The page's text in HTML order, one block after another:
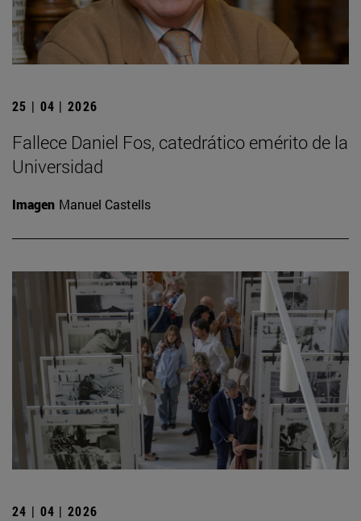
25 | 04 | 2026
Fallece Daniel Fos, catedrático emérito de la
Universidad
Imagen Manuel Castells
24 | 04 | 2026